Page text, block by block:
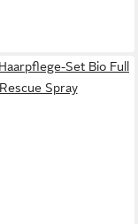
Set Bio Full
Rescue Spray